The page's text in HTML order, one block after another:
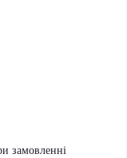
замовленні